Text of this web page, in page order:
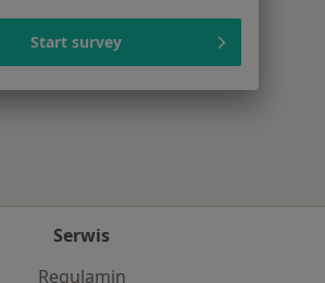
Zdroju
kategorii: Najczęście leczone
Serwis
Regulamin
Start survey